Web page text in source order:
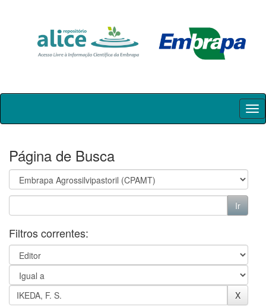
Skip
Página de Busca
Filtros correntes: